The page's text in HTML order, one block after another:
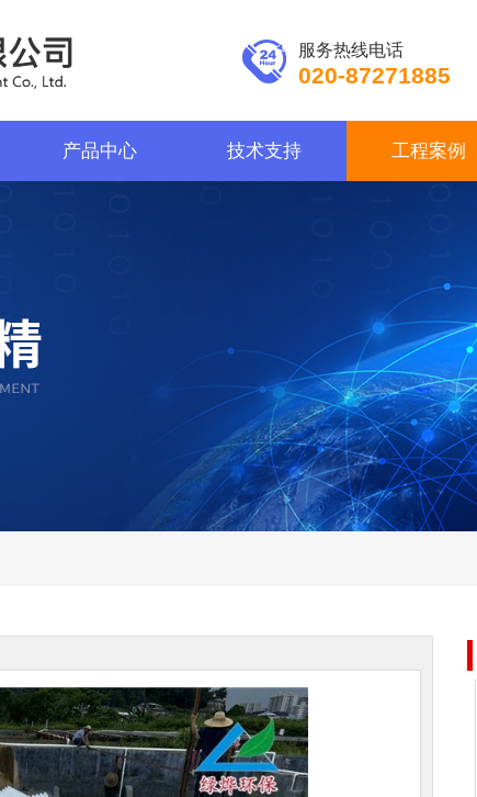
产品中心 技术支持 工程案例
服务热线电话
020-87271885